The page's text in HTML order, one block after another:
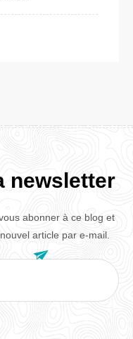
newsletter
abonner à ce blog et
article par e-mail.
